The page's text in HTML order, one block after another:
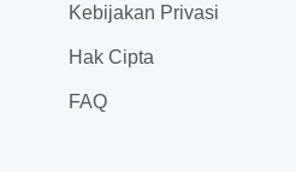
Kebijakan Privasi
Hak Cipta
FAQ